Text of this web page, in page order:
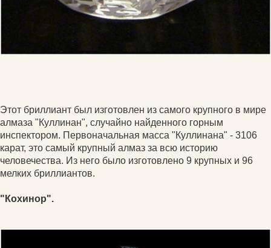
Этот бриллиант был изготовлен из самого крупного в мире
алмаза "Куллинан", случайно найденного горным
инспектором. Первоначальная масса "Куллинана" - 3106
карат, это самый крупный алмаз за всю историю
человечества. Из него было изготовлено 9 крупных и 96
мелких бриллиантов.
"Кохинор".